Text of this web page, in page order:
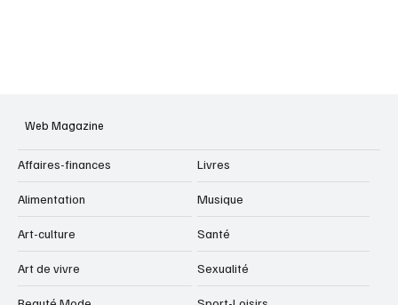
Web Magazine
Affaires-finances
Alimentation
Art-culture
Art de vivre
Livres
Musique
Santé
Sexualité